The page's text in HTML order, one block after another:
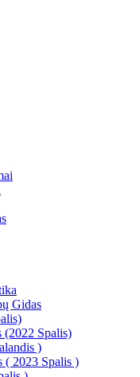
Gidas
(2022 Spalis)
)
( 2023 Spalis )